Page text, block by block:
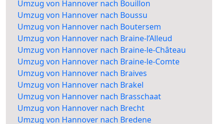
Umzug von Hannover nach Bouillon
Umzug von Hannover nach Boussu
Umzug von Hannover nach Boutersem
Umzug von Hannover nach Braine-l’Alleud
Umzug von Hannover nach Braine-le-Château
Umzug von Hannover nach Braine-le-Comte
Umzug von Hannover nach Braives
Umzug von Hannover nach Brakel
Umzug von Hannover nach Brasschaat
Umzug von Hannover nach Brecht
Umzug von Hannover nach Bredene